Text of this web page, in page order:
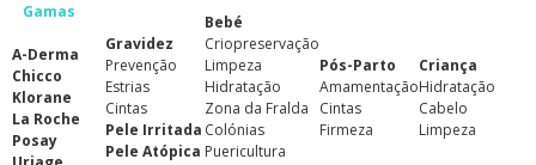
Gamas
A-Derma
Chicco
Klorane
La Roche
Posay
Gravidez
Prevenção
Estrias
Cintas
Pele Irritada
Pele Atópica
Bebé
Criopreservação
Limpeza
Hidratação
Zona da Fralda
Colónias
Puericultura
Pós-Parto
Amamentação
Cintas
Firmeza
Criança
Hidratação
Cabelo
Limpeza